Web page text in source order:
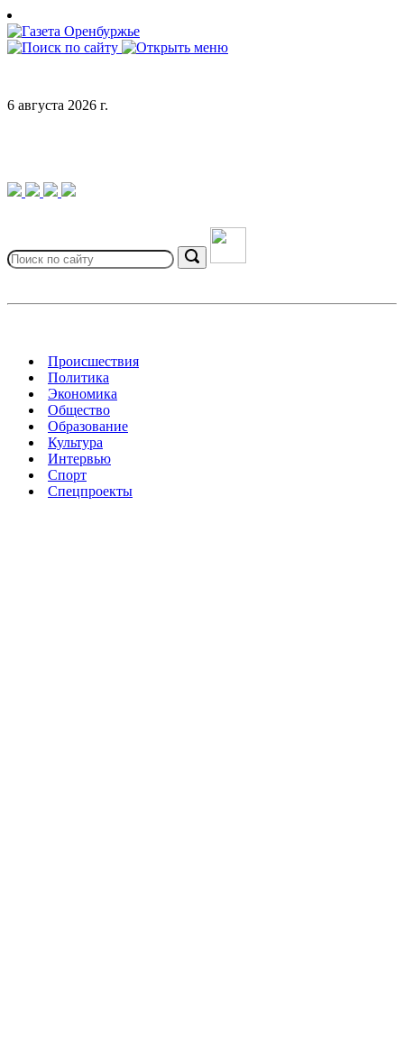
Skip
to
content
6 августа 2026 г.
for:
Search
Происшествия
Политика
Экономика
Общество
Образование
Культура
Интервью
Спорт
Спецпроекты